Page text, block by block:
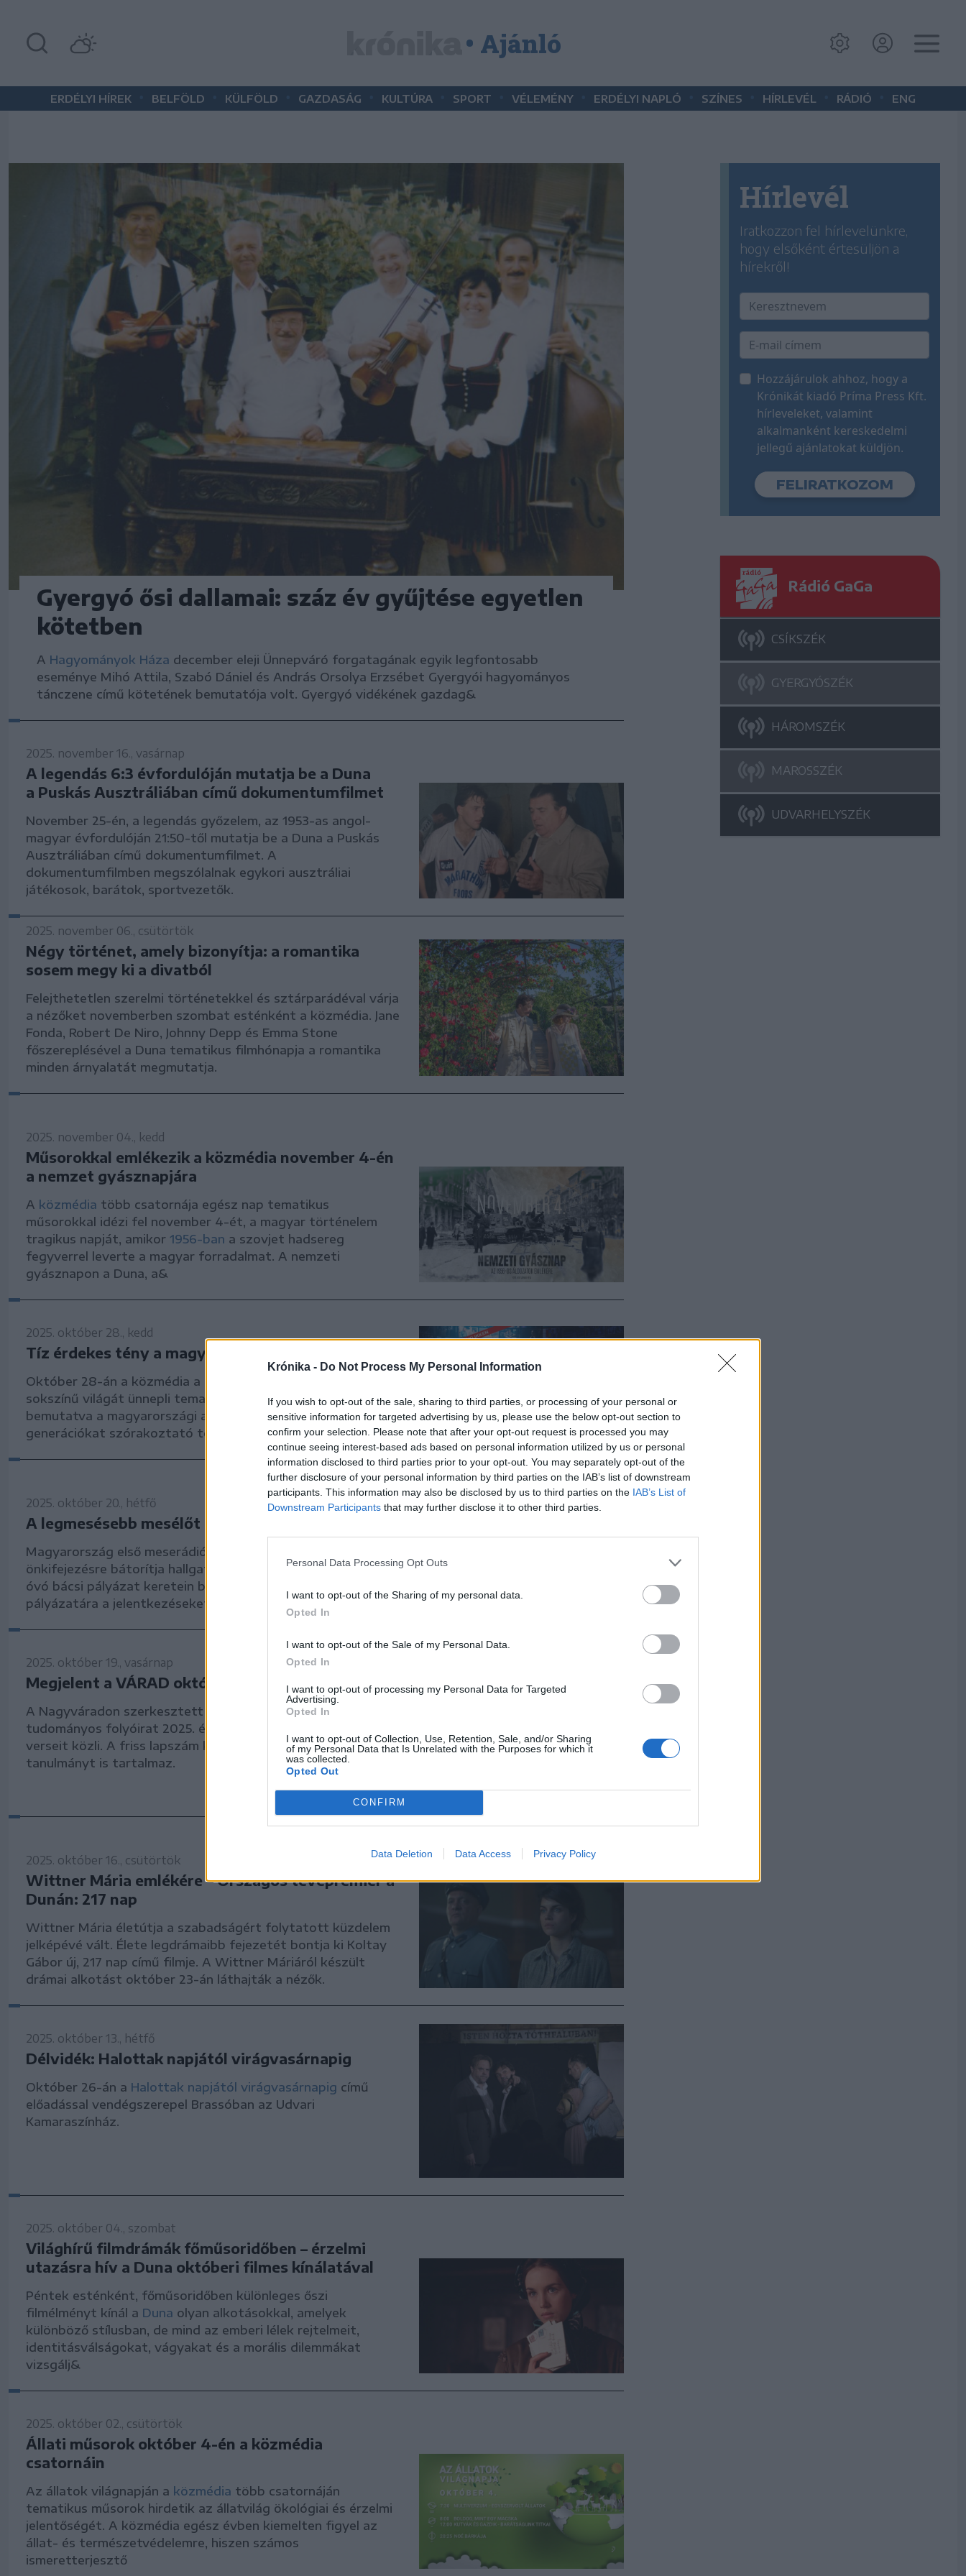
Krónika - Do Not Process My Personal Information
If you wish to opt-out of the sale, sharing to third parties, or processing of your personal or
sensitive information for targeted advertising by us, please use the below opt-out section to
confirm your selection. Please note that after your opt-out request is processed you may
continue seeing interest-based ads based on personal information utilized by us or personal
information disclosed to third parties prior to your opt-out. You may separately opt-out of the
further disclosure of your personal information by third parties on the IAB’s list of downstream
participants. This information may also be disclosed by us to third parties on the IAB’s List of
Downstream Participants that may further disclose it to other third parties.
Personal Data Processing Opt Outs
I want to opt-out of the Sharing of my personal data.
Opted In
I want to opt-out of the Sale of my Personal Data.
Opted In
I want to opt-out of processing my Personal Data for Targeted
Advertising.
Opted In
I want to opt-out of Collection, Use, Retention, Sale, and/or Sharing
of my Personal Data that Is Unrelated with the Purposes for which it
was collected.
Opted Out
CONFIRM
Data Deletion Data Access Privacy Policy
• Ajánló
ERDÉLYI HÍREK BELFÖLD KÜLFÖLD GAZDASÁG KULTÚRA SPORT VÉLEMÉNY ERDÉLYI NAPLÓ SZÍNES HÍRLEVÉL RÁDIÓ ENG
Gyergyó ősi dallamai: száz év gyűjtése egyetlen
kötetben
A Hagyományok Háza december eleji Ünnepváró forgatagának egyik legfontosabb
eseménye Mihó Attila, Szabó Dániel és András Orsolya Erzsébet Gyergyói hagyományos
tánczene című kötetének bemutatója volt. Gyergyó vidékének gazdag&
2025. november 16., vasárnap
A legendás 6:3 évfordulóján mutatja be a Duna
a Puskás Ausztráliában című dokumentumfilmet
November 25-én, a legendás győzelem, az 1953-as angol-
magyar évfordulóján 21:50-től mutatja be a Duna a Puskás
Ausztráliában című dokumentumfilmet. A
dokumentumfilmben megszólalnak egykori ausztráliai
játékosok, barátok, sportvezetők.
2025. november 06., csütörtök
Négy történet, amely bizonyítja: a romantika
sosem megy ki a divatból
Felejthetetlen szerelmi történetekkel és sztárparádéval várja
a nézőket novemberben szombat esténként a közmédia. Jane
Fonda, Robert De Niro, Johnny Depp és Emma Stone
főszereplésével a Duna tematikus filmhónapja a romantika
minden árnyalatát megmutatja.
2025. november 04., kedd
Műsorokkal emlékezik a közmédia november 4-én
a nemzet gyásznapjára
A közmédia több csatornája egész nap tematikus
műsorokkal idézi fel november 4-ét, a magyar történelem
tragikus napját, amikor 1956-ban a szovjet hadsereg
fegyverrel leverte a magyar forradalmat. A nemzeti
gyásznapon a Duna, a&
2025. október 28., kedd
Tíz érdekes tény a magyar animáció kiválóságairól
Október 28-án a közmédia a magyar animáció gazdag és
sokszínű világát ünnepli tematikus műsorfolyammal,
bemutatva a magyarországi alkotók kreativitását és a
generációkat szórakoztató történeteket.
2025. október 20., hétfő
A legmesésebb mesélőt keresi a Csukás Meserádió
Magyarország első meserádiója az őszi időszakban is
önkifejezésre bátorítja hallgatóit A legmesésebb óvó néni,
óvó bácsi pályázat keretein belül. A Csukás Meserádió
pályázatára a jelentkezéseket november 13-ig fogadják.
2025. október 19., vasárnap
Megjelent a VÁRAD októberi száma
A Nagyváradon szerkesztett irodalmi, művészeti, társadalmi,
tudományos folyóirat 2025. évi 10. száma főként bihari költők
verseit közli. A friss lapszám két hosszabbacska történeti
tanulmányt is tartalmaz.
2025. október 16., csütörtök
Wittner Mária emlékére – Országos tévépremier a
Dunán: 217 nap
Wittner Mária életútja a szabadságért folytatott küzdelem
jelképévé vált. Élete legdrámaibb fejezetét bontja ki Koltay
Gábor új, 217 nap című filmje. A Wittner Máriáról készült
drámai alkotást október 23-án láthajták a nézők.
2025. október 13., hétfő
Délvidék: Halottak napjától virágvasárnapig
Október 26-án a Halottak napjától virágvasárnapig című
előadással vendégszerepel Brassóban az Udvari
Kamaraszínház.
2025. október 04., szombat
Világhírű filmdrámák főműsoridőben – érzelmi
utazásra hív a Duna októberi filmes kínálatával
Péntek esténként, főműsoridőben különleges őszi
filmélményt kínál a Duna olyan alkotásokkal, amelyek
különböző stílusban, de mind az emberi lélek rejtelmeit,
identitásválságokat, vágyakat és a morális dilemmákat
vizsgálj&
2025. október 02., csütörtök
Állati műsorok október 4-én a közmédia
csatornáin
Az állatok világnapján a közmédia több csatornáján
tematikus műsorok hirdetik az állatvilág ökológiai és érzelmi
jelentőségét. A közmédia egész évben kiemelten figyel az
állat- és természetvédelemre, hiszen számos
ismeretterjesztő
Hírlevél
Iratkozzon fel hírlevelünkre,
hogy elsőként értesüljön a
hírekről!
Hozzájárulok ahhoz, hogy a
Krónikát kiadó Príma Press Kft.
hírleveleket, valamint
alkalmanként kereskedelmi
jellegű ajánlatokat küldjön.
Rádió GaGa
CSÍKSZÉK
GYERGYÓSZÉK
HÁROMSZÉK
MAROSSZÉK
UDVARHELYSZÉK